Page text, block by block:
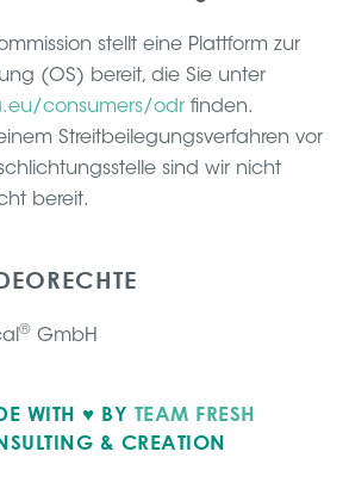
stellt eine Plattform zur
(OS) bereit, die Sie unter
consumers/odr finden.
Streitbeilegungsverfahren vor
sind wir nicht
bereit.
® GmbH
WITH ♥ BY TEAM FRESH
& CREATION